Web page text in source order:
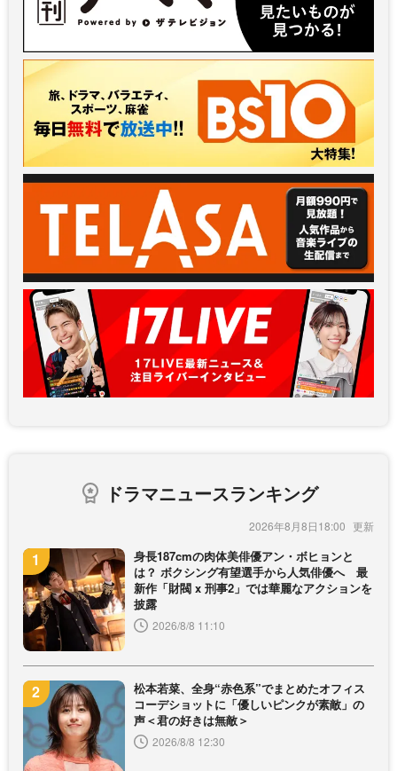
ドラマニュースランキング
2026年8月8日18:00
身長187cmの肉体美俳優アン・ボヒョンと
は？ ボクシング有望選手から人気俳優へ 最
新作「財閥 x 刑事2」では華麗なアクションを
披露
2026/8/8 11:10
松本若菜、全身“赤色系”でまとめたオフィス
コーデショットに「優しいピンクが素敵」の
声＜君の好きは無敵＞
2026/8/8 12:30